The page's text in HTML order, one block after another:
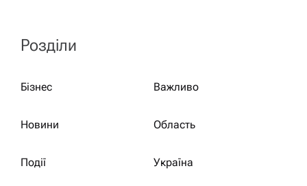
Розділи
Бізнес Важливо
Новини Область
Події Україна